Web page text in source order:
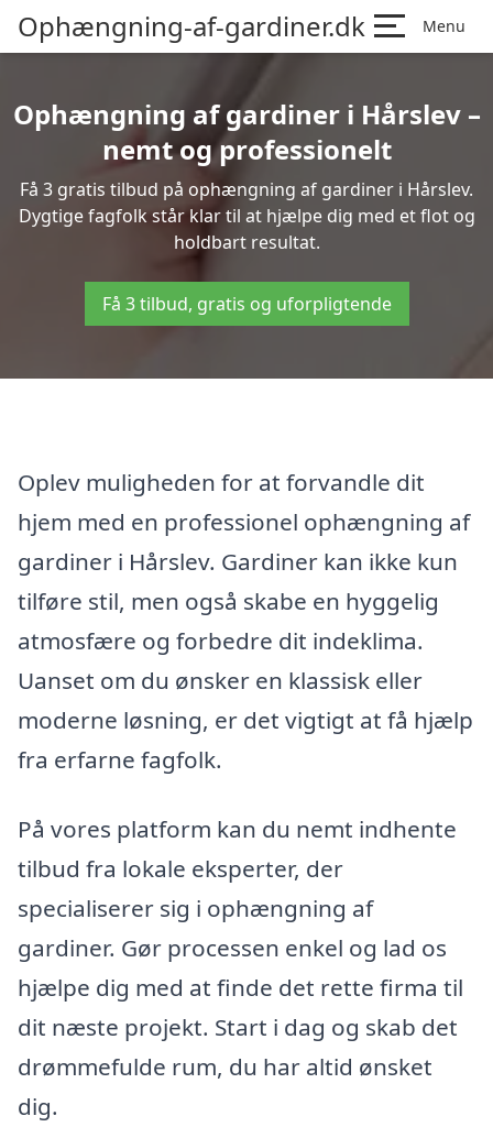
Ophængning-af-gardiner.dk Menu
Ophængning af gardiner i Hårslev –
nemt og professionelt
Få 3 gratis tilbud på ophængning af gardiner i Hårslev.
Dygtige fagfolk står klar til at hjælpe dig med et flot og
holdbart resultat.
Få 3 tilbud, gratis og uforpligtende
Oplev muligheden for at forvandle dit
hjem med en professionel ophængning af
gardiner i Hårslev. Gardiner kan ikke kun
tilføre stil, men også skabe en hyggelig
atmosfære og forbedre dit indeklima.
Uanset om du ønsker en klassisk eller
moderne løsning, er det vigtigt at få hjælp
fra erfarne fagfolk.
På vores platform kan du nemt indhente
tilbud fra lokale eksperter, der
specialiserer sig i ophængning af
gardiner. Gør processen enkel og lad os
hjælpe dig med at finde det rette firma til
dit næste projekt. Start i dag og skab det
drømmefulde rum, du har altid ønsket
dig.